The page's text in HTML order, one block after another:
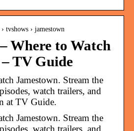
tvshows › jamestown
Where to Watch
TV Guide
Jamestown. Stream the
watch trailers, and
at TV Guide.
Jamestown. Stream the
watch trailers, and